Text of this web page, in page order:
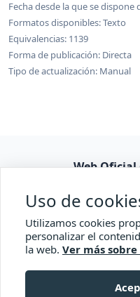
Fecha desde la que se dispone
Formatos disponibles: Texto
Equivalencias: 1139
Forma de publicación: Directa
Tipo de actualización: Manual
Web
Uso de
Utilizamos cookies
personalizar el
la web. Ver más